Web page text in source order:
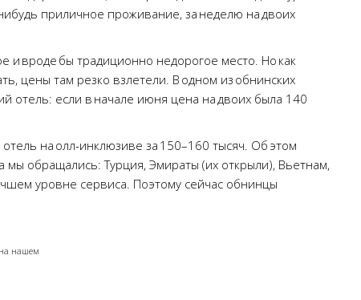
приличное проживание, за неделю на двоих
и вроде бы традиционно недорогое место. Но как
цены там резко взлетели. В одном из обнинских
отель: если в начале июня цена на двоих была 140
на олл-инклюзиве за 150–160 тысяч. Об этом
мы обращались: Турция, Эмираты (их открыли), Вьетнам,
уровне сервиса. Поэтому сейчас обнинцы
нашем